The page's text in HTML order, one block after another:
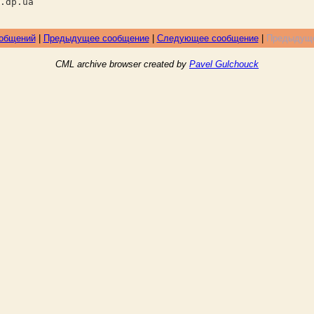
| Предыдущее сообщение| Следующее сообщение|
CML archive browser created by Pavel Gulchouck